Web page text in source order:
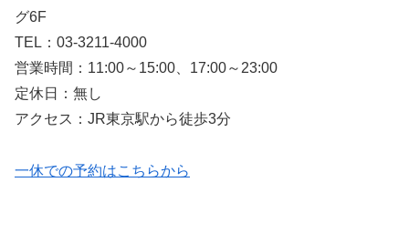
グ6F
TEL：03-3211-4000
営業時間：11:00～15:00、17:00～23:00
定休日：無し
アクセス：JR東京駅から徒歩3分
一休での予約はこちらから